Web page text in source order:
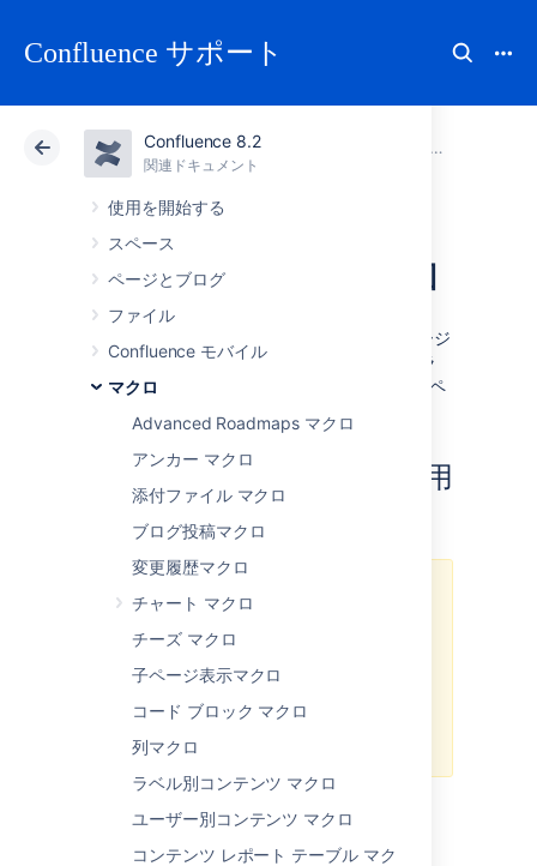
Confluence サポート
Confluence 8.2
関連ドキュメント
使用を開始する
スペース
ページとブログ
ファイル
Confluence モバイル
マクロ
Advanced Roadmaps マクロ
アンカー マクロ
添付ファイル マクロ
ブログ投稿マクロ
変更履歴マクロ
チャート マクロ
チーズ マクロ
子ページ表示マクロ
コー​ド ブロック マクロ
列マクロ
ラベル別コンテンツ マクロ
ユーザー別コンテンツ マクロ
コンテンツ レポート テーブル マク
アトラシアン サポート
クラウド Data Center 8.2
IM Presence マクロ
IM プレゼンス マクロはインスタント メッセージ
(IM) サービスにサインインがあった場合、グラ
フィック表示します。IM プレゼンス マクロはペ
IMプレゼンス マクロを使用
Confluence 7.0 でこのマクロの
このマクロはマクロ ブラウザに表
示されなくなり、ページにすること
ページにすでに存在するマクロは引
き続き機能します。
パラメーター